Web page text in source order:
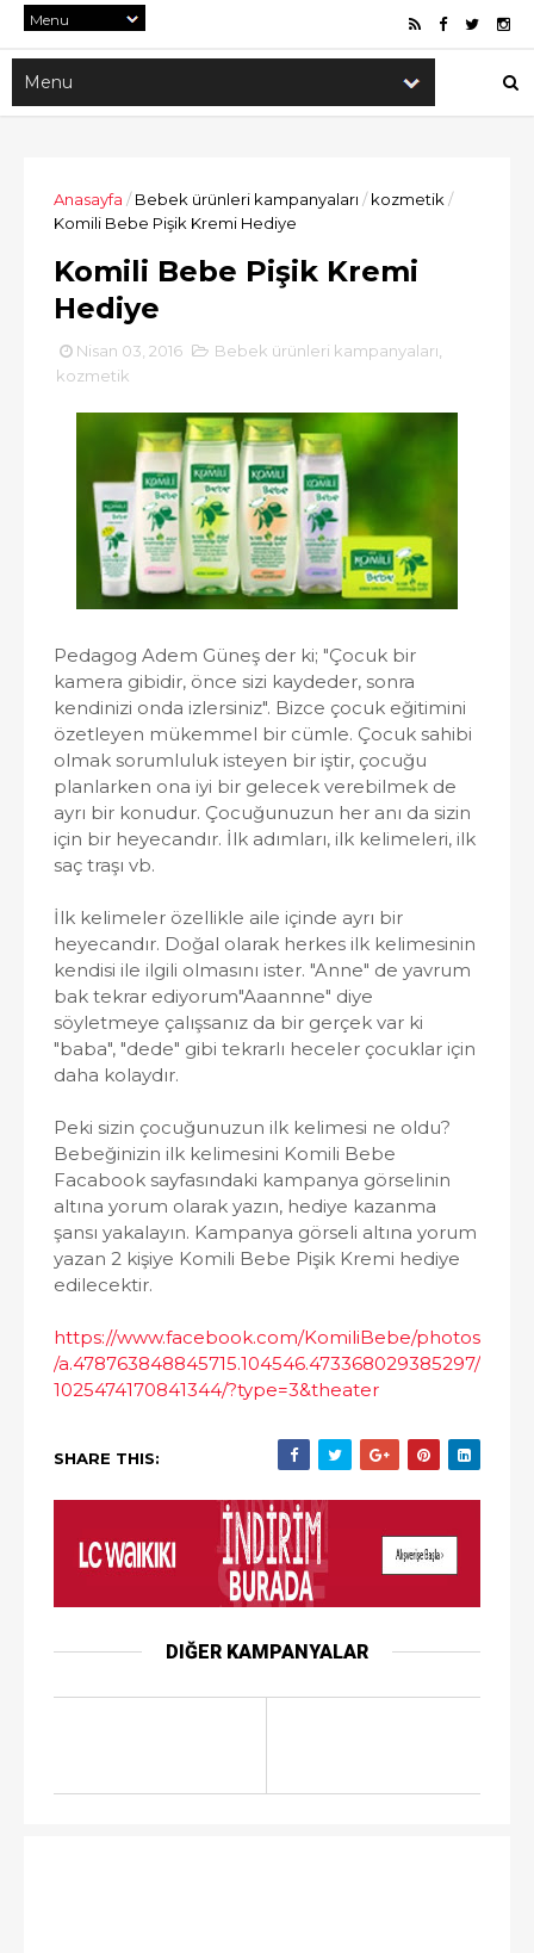
Anasayfa / Bebek ürünleri kampanyaları / kozmetik /
Komili Bebe Pişik Kremi Hediye
Komili Bebe Pişik Kremi
Hediye
Nisan 03, 2016 Bebek ürünleri kampanyaları
kozmetik
Pedagog Adem Güneş der ki; "Çocuk bir
kamera gibidir, önce sizi kaydeder, sonra
kendinizi onda izlersiniz". Bizce çocuk eğitimini
özetleyen mükemmel bir cümle. Çocuk sahibi
olmak sorumluluk isteyen bir iştir, çocuğu
planlarken ona iyi bir gelecek verebilmek de
ayrı bir konudur. Çocuğunuzun her anı da sizin
için bir heyecandır. İlk adımları, ilk kelimeleri, ilk
saç traşı vb.
İlk kelimeler özellikle aile içinde ayrı bir
heyecandır. Doğal olarak herkes ilk kelimesinin
kendisi ile ilgili olmasını ister. "Anne" de yavrum
bak tekrar ediyorum"Aaannne" diye
söyletmeye çalışsanız da bir gerçek var ki
"baba", "dede" gibi tekrarlı heceler çocuklar için
daha kolaydır.
Peki sizin çocuğunuzun ilk kelimesi ne oldu?
Bebeğinizin ilk kelimesini Komili Bebe
Facabook sayfasındaki kampanya görselinin
altına yorum olarak yazın, hediye kazanma
şansı yakalayın. Kampanya görseli altına yorum
yazan 2 kişiye Komili Bebe Pişik Kremi hediye
edilecektir.
https://www.facebook.com/KomiliBebe/photos
/a.478763848845715.104546.473368029385297/
1025474170841344/?type=3&theater
SHARE THIS:
DIĞER KAMPANYALAR